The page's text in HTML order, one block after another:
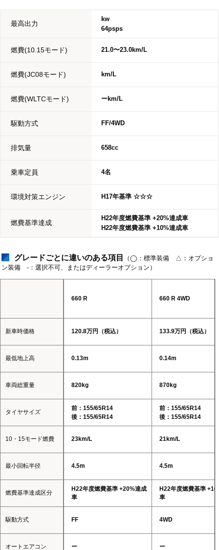
最高出力
kw
64psps
燃費(10.15モード) 21.0〜23.0km/L
燃費(JC08モード) km/L
燃費(WLTCモード) ーkm/L
駆動方式 FF/4WD
排気量 658cc
乗車定員 4名
環境対策エンジン H17年基準 ☆☆☆
燃費基準達成
H22年度燃費基準 +20%達成車
H22年度燃費基準 +10%達成車
グレードごとに違いのある項目
（◯：標準装備 △：オプショ
ン装備 -：選択不可、またはディーラーオプション）
新車時価格
最低地上高
車両総重量
タイヤサイズ
10・15モード燃費
最小回転半径
燃費基準達成区分
駆動方式
オートエアコン
660 R 660 R 4WD
120.8万円（税込） 133.9万円（税込）
0.13m 0.14m
820kg 870kg
前：155/65R14
後：155/65R14
前：155/65R14
後：155/65R14
23km/L 21km/L
4.5m 4.5m
H22年度燃費基準 +20%達成
車
H22年度燃費基準
車
FF 4WD
ー ー